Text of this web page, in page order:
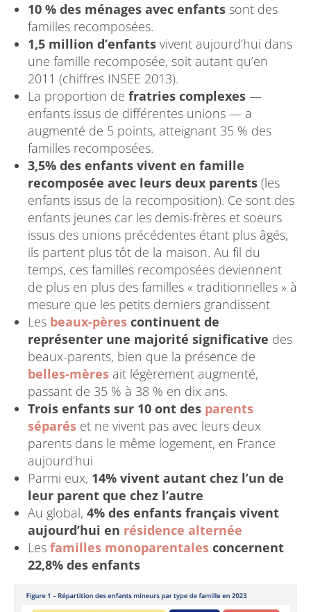
10 % des ménages avec enfants sont des
familles recomposées.
1,5 million d’enfants vivent aujourd’hui dans
une famille recomposée, soit autant qu’en
2011 (chiffres INSEE 2013).
La proportion de fratries complexes —
enfants issus de différentes unions — a
augmenté de 5 points, atteignant 35 % des
familles recomposées.
3,5% des enfants vivent en famille
recomposée avec leurs deux parents (les
enfants issus de la recomposition). Ce sont des
enfants jeunes car les demis-frères et soeurs
issus des unions précédentes étant plus âgés,
ils partent plus tôt de la maison. Au fil du
temps, ces familles recomposées deviennent
de plus en plus des familles « traditionnelles » à
mesure que les petits derniers grandissent
Les beaux-pères continuent de
représenter une majorité significative des
beaux-parents, bien que la présence de
belles-mères ait légèrement augmenté,
passant de 35 % à 38 % en dix ans.
Trois enfants sur 10 ont des parents
séparés et ne vivent pas avec leurs deux
parents dans le même logement, en France
aujourd’hui
Parmi eux, 14% vivent autant chez l’un de
leur parent que chez l’autre
Au global, 4% des enfants français vivent
aujourd’hui en résidence alternée
Les familles monoparentales concernent
22,8% des enfants